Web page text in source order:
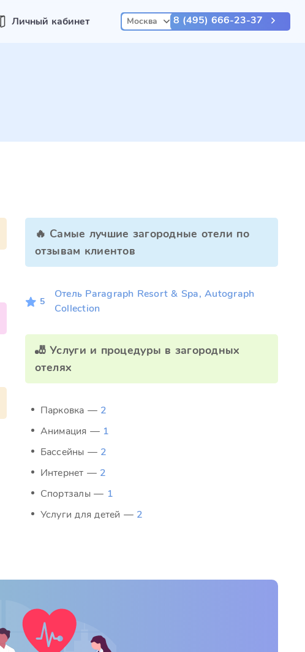
Личный кабинет Москва 8 (495) 666-23-37
🔥 Самые лучшие загородные отели по
отзывам клиентов
5
Отель Paragraph Resort & Spa, Autograph
Collection
🎳 Услуги и процедуры в загородных
отелях
Парковка — 2
Анимация — 1
Бассейны — 2
Интернет — 2
Спортзалы — 1
Услуги для детей — 2